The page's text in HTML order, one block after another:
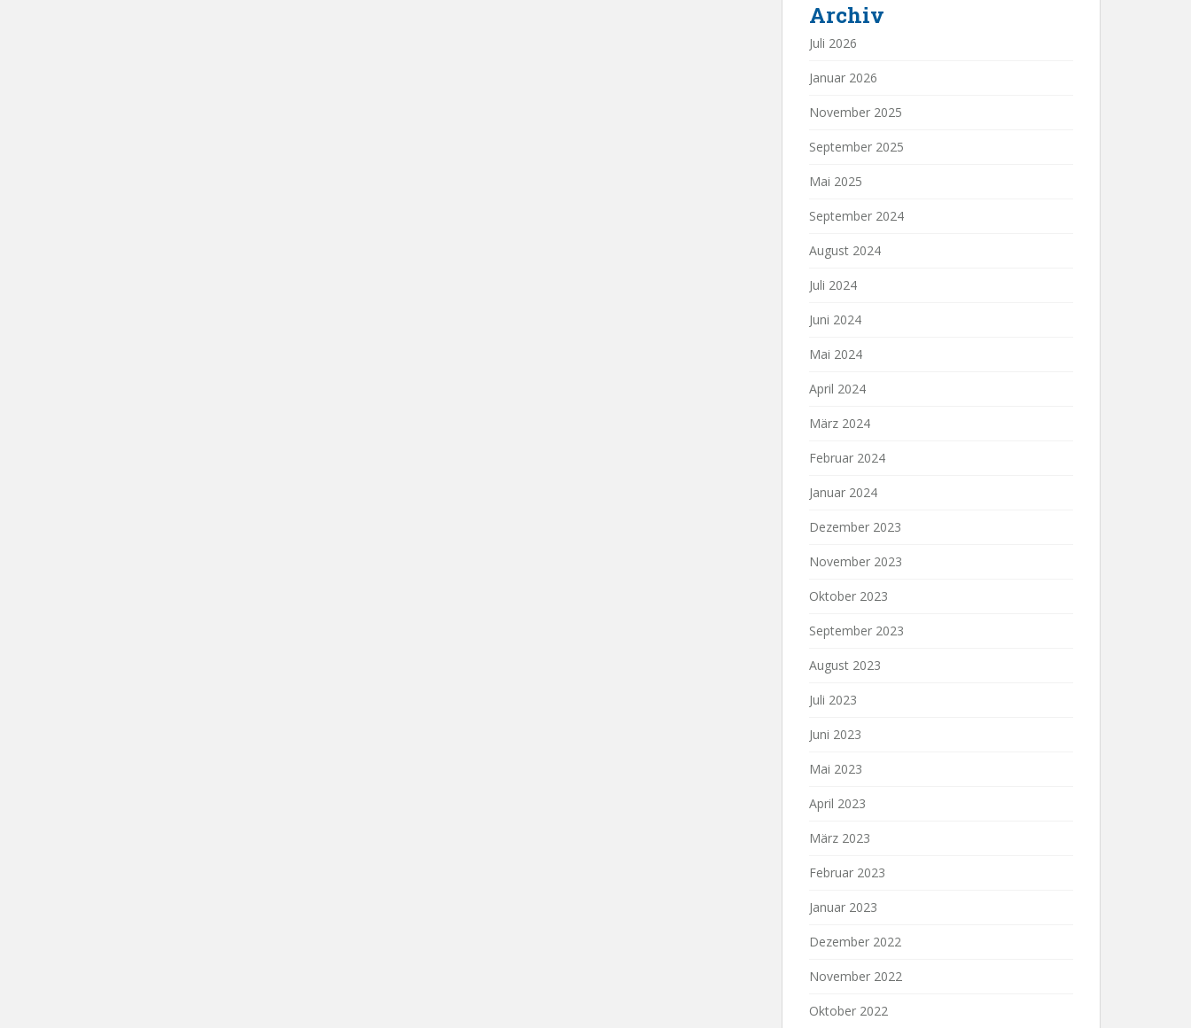
Archiv
Juli 2026
Januar 2026
November 2025
September 2025
Mai 2025
September 2024
August 2024
Juli 2024
Juni 2024
Mai 2024
April 2024
März 2024
Februar 2024
Januar 2024
Dezember 2023
November 2023
Oktober 2023
September 2023
August 2023
Juli 2023
Juni 2023
Mai 2023
April 2023
März 2023
Februar 2023
Januar 2023
Dezember 2022
November 2022
Oktober 2022